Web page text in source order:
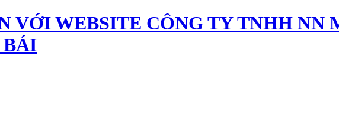
VỚI WEBSITE CÔNG TY TNHH NN
BÁI